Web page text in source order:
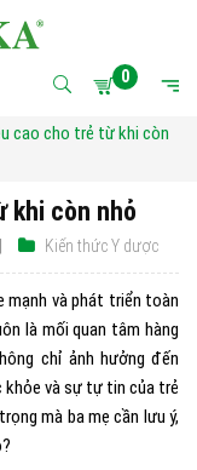
0
cao cho trẻ từ khi còn
khi còn nhỏ
Kiến thức Y dược
mạnh và phát triển toàn
là mối quan tâm hàng
chỉ ảnh hưởng đến
khỏe và sự tự tin của trẻ
mà ba mẹ cần lưu ý,